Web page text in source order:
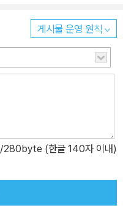
게시물 운영 원칙
/280byte (한글 140자 이내)